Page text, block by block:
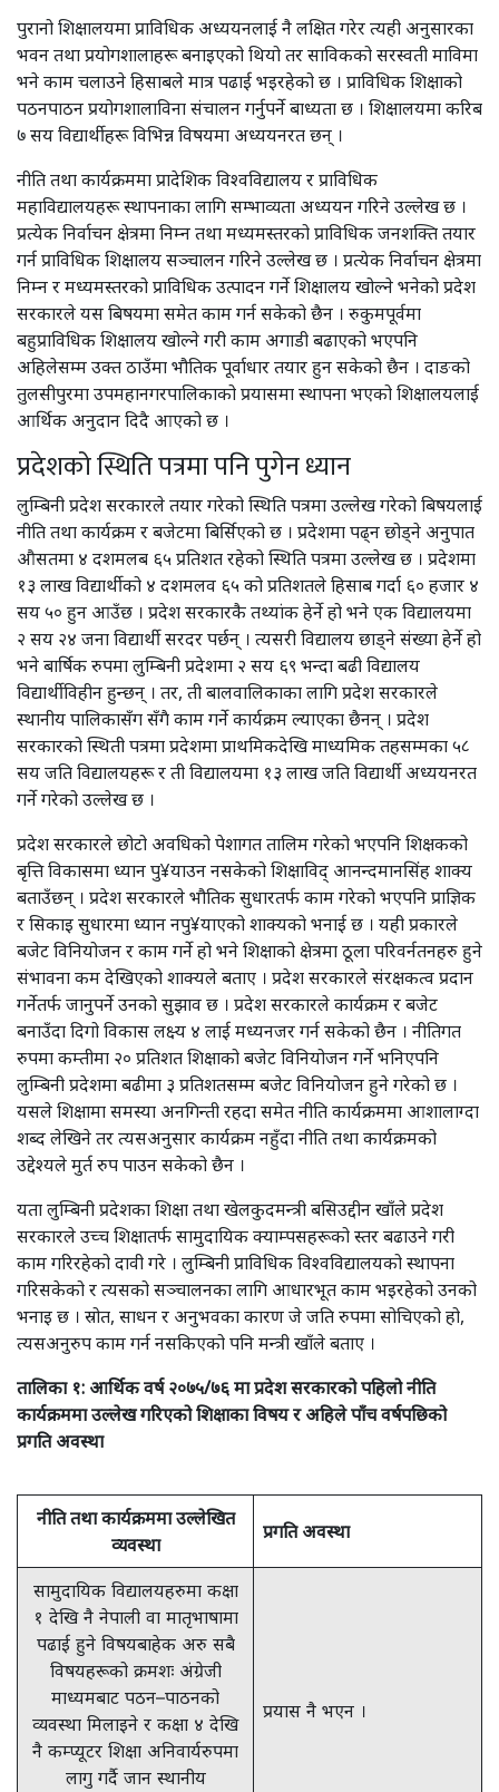
पुरानो शिक्षालयमा प्राविधिक अध्ययनलाई नै लक्षित गरेर त्यही अनुसारका
भवन तथा प्रयोगशालाहरू बनाइएको थियो तर साविकको सरस्वती माविमा
भने काम चलाउने हिसाबले मात्र पढाई भइरहेको छ । प्राविधिक शिक्षाको
पठनपाठन प्रयोगशालाविना संचालन गर्नुपर्ने बाध्यता छ । शिक्षालयमा करिब
७ सय विद्यार्थीहरू विभिन्न विषयमा अध्ययनरत छन् ।
नीति तथा कार्यक्रममा प्रादेशिक विश्वविद्यालय र प्राविधिक
महाविद्यालयहरू स्थापनाका लागि सम्भाव्यता अध्ययन गरिने उल्लेख छ ।
प्रत्येक निर्वाचन क्षेत्रमा निम्न तथा मध्यमस्तरको प्राविधिक जनशक्ति तयार
गर्न प्राविधिक शिक्षालय सञ्चालन गरिने उल्लेख छ । प्रत्येक निर्वाचन क्षेत्रमा
निम्न र मध्यमस्तरको प्राविधिक उत्पादन गर्ने शिक्षालय खोल्ने भनेको प्रदेश
सरकारले यस बिषयमा समेत काम गर्न सकेको छैन । रुकुमपूर्वमा
बहुप्राविधिक शिक्षालय खोल्ने गरी काम अगाडी बढाएको भएपनि
अहिलेसम्म उक्त ठाउँमा भौतिक पूर्वाधार तयार हुन सकेको छैन । दाङको
तुलसीपुरमा उपमहानगरपालिकाको प्रयासमा स्थापना भएको शिक्षालयलाई
आर्थिक अनुदान दिदै आएको छ ।
प्रदेशको स्थिति पत्रमा पनि पुगेन ध्यान
लुम्बिनी प्रदेश सरकारले तयार गरेको स्थिति पत्रमा उल्लेख गरेको बिषयलाई
नीति तथा कार्यक्रम र बजेटमा बिर्सिएको छ । प्रदेशमा पढ्न छोड्ने अनुपात
औसतमा ४ दशमलब ६५ प्रतिशत रहेको स्थिति पत्रमा उल्लेख छ । प्रदेशमा
१३ लाख विद्यार्थीको ४ दशमलव ६५ को प्रतिशतले हिसाब गर्दा ६० हजार ४
सय ५० हुन आउँछ । प्रदेश सरकारकै तथ्यांक हेर्ने हो भने एक विद्यालयमा
२ सय २४ जना विद्यार्थी सरदर पर्छन् । त्यसरी विद्यालय छाड्ने संख्या हेर्ने हो
भने बार्षिक रुपमा लुम्बिनी प्रदेशमा २ सय ६९ भन्दा बढी विद्यालय
विद्यार्थीविहीन हुन्छन् । तर, ती बालवालिकाका लागि प्रदेश सरकारले
स्थानीय पालिकासँग सँगै काम गर्ने कार्यक्रम ल्याएका छैनन् । प्रदेश
सरकारको स्थिती पत्रमा प्रदेशमा प्राथमिकदेखि माध्यमिक तहसम्मका ५८
सय जति विद्यालयहरू र ती विद्यालयमा १३ लाख जति विद्यार्थी अध्ययनरत
गर्ने गरेको उल्लेख छ ।
प्रदेश सरकारले छोटो अवधिको पेशागत तालिम गरेको भएपनि शिक्षकको
बृत्ति विकासमा ध्यान पु¥याउन नसकेको शिक्षाविद् आनन्दमानसिंह शाक्य
बताउँछन् । प्रदेश सरकारले भौतिक सुधारतर्फ काम गरेको भएपनि प्राज्ञिक
र सिकाइ सुधारमा ध्यान नपु¥याएको शाक्यको भनाई छ । यही प्रकारले
बजेट विनियोजन र काम गर्ने हो भने शिक्षाको क्षेत्रमा ठूला परिवर्नतनहरु हुने
संभावना कम देखिएको शाक्यले बताए । प्रदेश सरकारले संरक्षकत्व प्रदान
गर्नेतर्फ जानुपर्ने उनको सुझाव छ । प्रदेश सरकारले कार्यक्रम र बजेट
बनाउँदा दिगो विकास लक्ष्य ४ लाई मध्यनजर गर्न सकेको छैन । नीतिगत
रुपमा कम्तीमा २० प्रतिशत शिक्षाको बजेट विनियोजन गर्ने भनिएपनि
लुम्बिनी प्रदेशमा बढीमा ३ प्रतिशतसम्म बजेट विनियोजन हुने गरेको छ ।
यसले शिक्षामा समस्या अनगिन्ती रहदा समेत नीति कार्यक्रममा आशालाग्दा
शब्द लेखिने तर त्यसअनुसार कार्यक्रम नहुँदा नीति तथा कार्यक्रमको
उद्देश्यले मुर्त रुप पाउन सकेको छैन ।
यता लुम्बिनी प्रदेशका शिक्षा तथा खेलकुदमन्त्री बसिउद्दीन खाँले प्रदेश
सरकारले उच्च शिक्षातर्फ सामुदायिक क्याम्पसहरूको स्तर बढाउने गरी
काम गरिरहेको दावी गरे । लुम्बिनी प्राविधिक विश्वविद्यालयको स्थापना
गरिसकेको र त्यसको सञ्चालनका लागि आधारभूत काम भइरहेको उनको
भनाइ छ । स्रोत, साधन र अनुभवका कारण जे जति रुपमा सोचिएको हो,
त्यसअनुरुप काम गर्न नसकिएको पनि मन्त्री खाँले बताए ।
तालिका १: आर्थिक वर्ष २०७५/७६ मा प्रदेश सरकारको पहिलो नीति
कार्यक्रममा उल्लेख गरिएको शिक्षाका विषय र अहिले पाँच वर्षपछिको
प्रगति अवस्था
नीति तथा कार्यक्रममा उल्लेखित
व्यवस्था
प्रगति अवस्था
सामुदायिक विद्यालयहरुमा कक्षा
१ देखि नै नेपाली वा मातृभाषामा
पढाई हुने विषयबाहेक अरु सबै
विषयहरूको क्रमशः अंग्रेजी
माध्यमबाट पठन–पाठनको
व्यवस्था मिलाइने र कक्षा ४ देखि
नै कम्प्यूटर शिक्षा अनिवार्यरुपमा
लागु गर्दै जान स्थानीय
प्रयास नै भएन ।